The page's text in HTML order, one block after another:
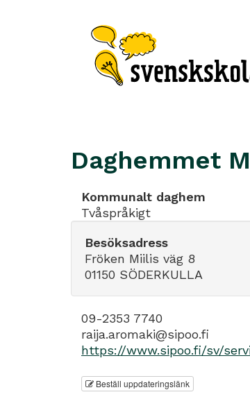
Daghemmet
Kommunalt daghem
Tvåspråkigt
Besöksadress
Fröken Miilis väg 8
01150 SÖDERKULLA
09-2353 7740
raija.aromaki@sipoo.fi
https://www.sipoo.fi/sv/
Beställ uppdateringslänk